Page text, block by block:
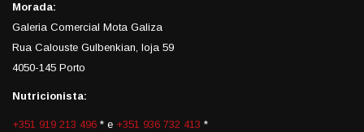
Morada:
Galeria Comercial Mota Galiza
Rua Calouste Gulbenkian, loja 59
4050-145 Porto
Nutricionista:
+351 919 213 496 * e +351 936 732 413 *